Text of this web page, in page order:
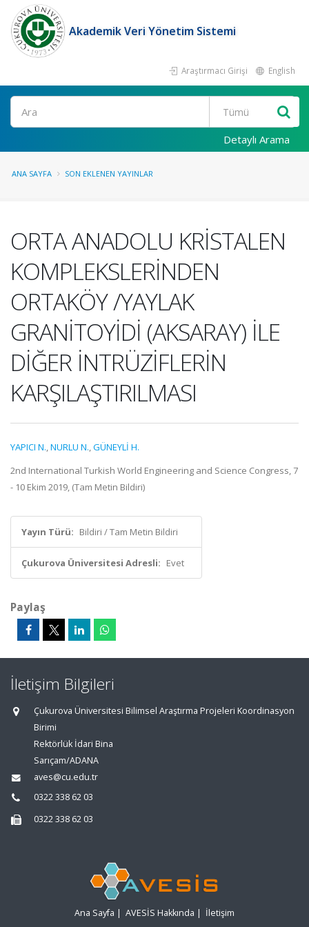
Akademik Veri Yönetim Sistemi
Araştırmacı Girişi English
Ara
Detaylı Arama
ANA SAYFA SON EKLENEN YAYINLAR
ORTA ANADOLU KRİSTALEN
KOMPLEKSLERİNDEN
ORTAKÖY /YAYLAK
GRANİTOYİDİ (AKSARAY) İLE
DİĞER İNTRÜZİFLERİN
KARŞILAŞTIRILMASI
YAPICI N.,NURLU N.,GÜNEYLİ H.
2nd International Turkish World Engineering and Science Congress, 7
- 10 Ekim 2019, (Tam Metin Bildiri)
Yayın Türü: Bildiri / Tam Metin Bildiri
Çukurova Üniversitesi Adresli: Evet
Paylaş
İletişim Bilgileri
Çukurova Üniversitesi Bilimsel Araştırma Projeleri Koordinasyon
Birimi
Rektörlük İdari Bina
Sarıçam/ADANA
aves@cu.edu.tr
0322 338 62 03
0322 338 62 03
Ana Sayfa | AVESİS Hakkında | İletişim